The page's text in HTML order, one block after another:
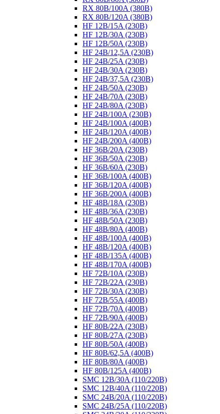
RX 80B/100A (380B)
RX 80B/120A (380B)
HF 12B/15A (230B)
HF 12B/30A (230B)
HF 12B/50A (230B)
HF 24B/12,5A (230B)
HF 24B/25A (230B)
HF 24B/30A (230B)
HF 24B/37,5A (230B)
HF 24B/50A (230B)
HF 24B/70A (230B)
HF 24B/80A (230B)
HF 24B/100A (230B)
HF 24B/100A (400B)
HF 24B/120A (400B)
HF 24B/200A (400B)
HF 36B/20A (230B)
HF 36B/50A (230B)
HF 36B/60A (230B)
HF 36B/100A (400B)
HF 36B/120A (400B)
HF 36B/200A (400B)
HF 48B/18A (230B)
HF 48B/36A (230B)
HF 48B/50A (230B)
HF 48B/80A (400B)
HF 48B/100A (400B)
HF 48B/120A (400B)
HF 48B/135A (400B)
HF 48B/170A (400B)
HF 72B/10A (230B)
HF 72B/22A (230B)
HF 72B/30A (230B)
HF 72B/55A (400B)
HF 72B/70A (400B)
HF 72B/90A (400B)
HF 80B/22A (230B)
HF 80B/27A (230B)
HF 80B/50A (400B)
HF 80B/62,5A (400B)
HF 80B/80A (400B)
HF 80B/125A (400B)
SMC 12B/30A (110/220B)
SMC 12B/40A (110/220B)
SMC 24B/20A (110/220B)
SMC 24B/25A (110/220B)